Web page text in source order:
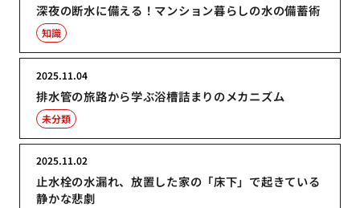
深夜の断水に備える！マンション暮らしの水の備蓄術
知識
排水管の旅路から学ぶ浴槽詰まりのメカニズム
2025.11.04
未分類
止水栓の水漏れ、放置した家の「床下」で起きている
静かな悲劇
2025.11.02